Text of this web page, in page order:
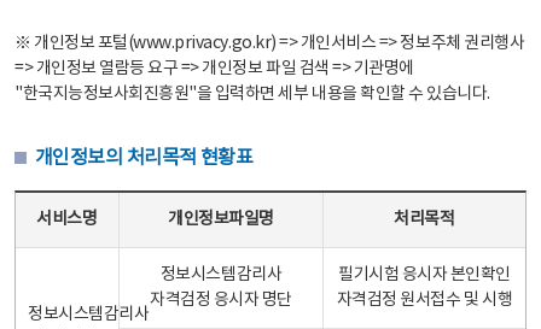
※ 개인정보 포털(www.privacy.go.kr) => 개인서비스 => 정보주체 권리행사
=> 개인정보 열람등 요구 => 개인정보 파일 검색 => 기관명에
"한국지능정보사회진흥원"을 입력하면 세부 내용을 확인할 수 있습니다.
개인정보의 처리목적 현황표
서비스명 개인정보파일명 처리목적
정보시스템감리사
정보시스템감리사
자격검정 응시자 명단
필기시험 응시자 본인확인
자격검정 원서접수 및 시행